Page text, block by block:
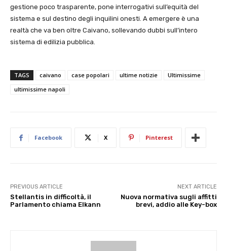
gestione poco trasparente, pone interrogativi sull’equità del
sistema e sul destino degli inquilini onesti. A emergere è una
realtà che va ben oltre Caivano, sollevando dubbi sull’intero
sistema di edilizia pubblica.
TAGS caivano case popolari ultime notizie
Ultimissime
ultimissime napoli
Facebook X Pinterest
PREVIOUS ARTICLE
Stellantis in difficoltà, il
Parlamento chiama Elkann
NEXT ARTICLE
Nuova normativa sugli affitti
brevi, addio alle Key-box